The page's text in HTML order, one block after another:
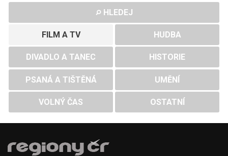
HLEDEJ
FILM A TV HUDBA
DIVADLO A TANEC HISTORIE
PSANÁ A TIŠTĚNÁ UMĚNÍ
VOLNÝ ČAS OSTATNÍ